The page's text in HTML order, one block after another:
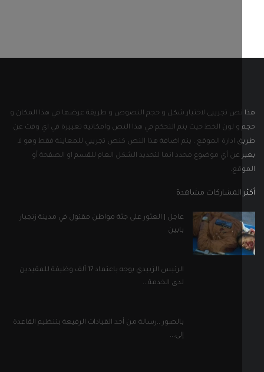
تجريبي لاختبار شكل و حجم النصوص و طريقة عرضها في هذا المكان و
لون الخط حيث يتم التحكم في هذا النص وامكانية تغييرة في اي وقت عن
ادارة الموقع . يتم اضافة هذا النص كنص تجريبي للمعاينة فقط وهو لا
عن أي موضوع محدد انما لتحديد الشكل العام للقسم او الصفحة أو
المشاركات مشاهدة
عاجل | العثور على جثة مواطن مقتول في مدينة زنجبار
بابين
الرئيس الزبيدي يوجه باعتماد 17 ألف وظيفة للمقيدين
لدى الخدمة...
بالصور ..رسالة من أحد القيادات الرفيعة بتنظيم القاعدة